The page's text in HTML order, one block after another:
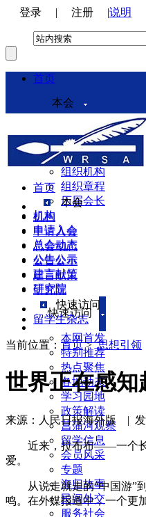
登录 | 注册 |说明
首页
本会
本会介绍
领导机构
理事会
组织机构
组织章程
历届会长
机构
申请入会
总会动态
公告公示
建言献策
研究院
快速访问
本网首发
特别推荐
热点聚焦
各地动态
学习园地
政策解读
菖蒲河观察
留学信息
会员风采
专题
海归故事
民间外交
服务社会
首页
本会
机构
申请入会
总会动态
公告公示
建言献策
研究院
快速访问
留学生杂志
当前位置： 首页>思想引领
世界正在感知
来源：人民日报海外版 |
近来，拉布布——一个长着
爱。
从说走就走的“中国游”到
鸣。在外媒报道中，一个更